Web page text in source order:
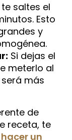
te saltes el
Esto
y
Si dejas el
meterlo al
más
de
receta, te
un